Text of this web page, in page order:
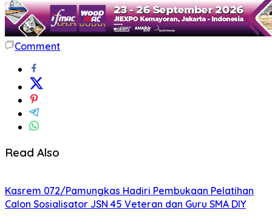
Comment
Read Also
Kasrem 072/Pamungkas Hadiri Pembukaan Pelatihan
Calon Sosialisator JSN 45 Veteran dan Guru SMA DIY